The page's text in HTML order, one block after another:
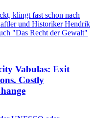
klingt fast schon nach
und Historiker Hendrik
"Das Recht der Gewalt"
Vabulas: Exit
Costly